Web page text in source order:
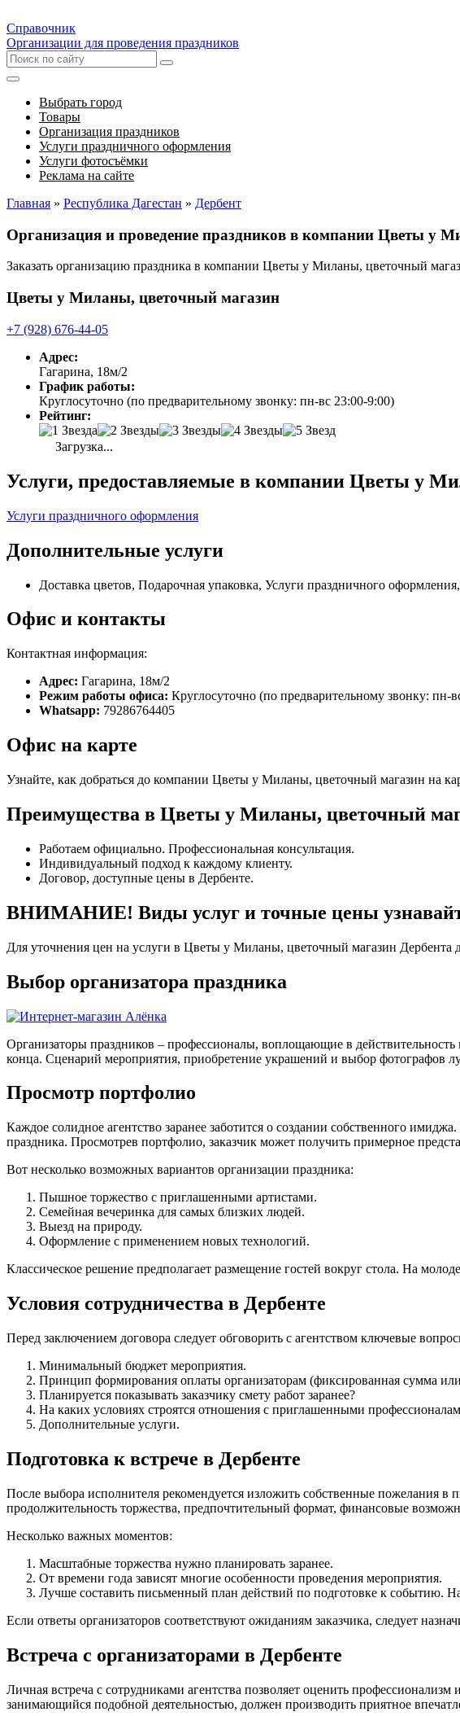
Справочник
Организации для проведения праздников
Выбрать город
Товары
Организация праздников
Услуги праздничного оформления
Услуги фотосъёмки
Реклама на сайте
Главная » Республика Дагестан » Дербент
Организация и проведение праздников в компании Цветы у
Заказать организацию праздника в компании Цветы у Миланы, цветочный
Цветы у Миланы, цветочный магазин
+7 (928) 676-44-05
Адрес:
Гагарина, 18м/2
График работы:
Круглосуточно (по предварительному звонку: пн-вс 23:00-9:00)
Рейтинг:
Загрузка...
Услуги, предоставляемые в компании Цветы у
Услуги праздничного оформления
Дополнительные услуги
Доставка цветов, Подарочная упаковка, Услуги праздничного
Офис и контакты
Контактная информация:
Адрес: Гагарина, 18м/2
Режим работы офиса: Круглосуточно (по предварительному звонку: пн-
Whatsapp: 79286764405
Офис на карте
Узнайте, как добраться до компании Цветы у Миланы, цветочный магазин на
Преимущества в Цветы у Миланы, цветочный
Работаем официально. Профессиональная консультация.
Индивидуальный подход к каждому клиенту.
Договор, доступные цены в Дербенте.
ВНИМАНИЕ! Виды услуг и точные цены
Для уточнения цен на услуги в Цветы у Миланы, цветочный магазин Дербента
Выбор организатора праздника
Организаторы праздников – профессионалы, воплощающие в
конца. Сценарий мероприятия, приобретение украшений и выбор фотографов
Просмотр портфолио
Каждое солидное агентство заранее заботится о создании собственного
праздника. Просмотрев портфолио, заказчик может получить примерное
Вот несколько возможных вариантов организации праздника:
Пышное торжество с приглашенными артистами.
Семейная вечеринка для самых близких людей.
Выезд на природу.
Оформление с применением новых технологий.
Классическое решение предполагает размещение гостей вокруг стола. На
Условия сотрудничества в Дербенте
Перед заключением договора следует обговорить с агентством ключевые
Минимальный бюджет мероприятия.
Принцип формирования оплаты организаторам (фиксированная сумма
Планируется показывать заказчику смету работ заранее?
На каких условиях строятся отношения с приглашенными
Дополнительные услуги.
Подготовка к встрече в Дербенте
После выбора исполнителя рекомендуется изложить собственные пожелания
продолжительность торжества, предпочтительный формат, финансовые
Несколько важных моментов:
Масштабные торжества нужно планировать заранее.
От времени года зависят многие особенности проведения мероприятия.
Лучше составить письменный план действий по подготовке к событию.
Если ответы организаторов соответствуют ожиданиям заказчика, следует
Встреча с организаторами в Дербенте
Личная встреча с сотрудниками агентства позволяет оценить
занимающийся подобной деятельностью, должен производить приятное